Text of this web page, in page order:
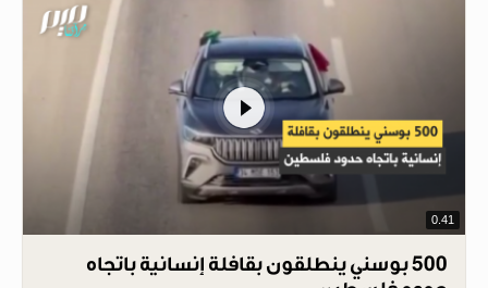
0.41
500 بوسني ينطلقون بقافلة إنسانية باتجاه